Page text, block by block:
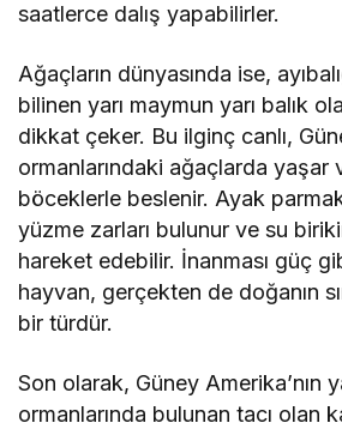
saatlerce dalış yapabilirler.
Ağaçların dünyasında ise,
bilinen yarı maymun yarı balık
dikkat çeker. Bu ilginç canlı,
ormanlarındaki ağaçlarda yaşar
böceklerle beslenir. Ayak
yüzme zarları bulunur ve su
hareket edebilir. İnanması güç
hayvan, gerçekten de doğanın
bir türdür.
Son olarak, Güney Amerika’nın
ormanlarında bulunan tacı olan